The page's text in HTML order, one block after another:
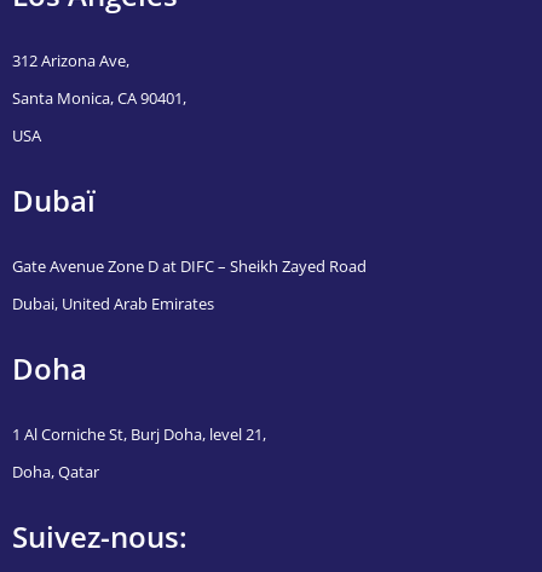
312 Arizona Ave,
Santa Monica, CA 90401,
USA
Dubaï
Gate Avenue Zone D at DIFC – Sheikh Zayed Road
Dubai, United Arab Emirates
Doha
1 Al Corniche St, Burj Doha, level 21,
Doha, Qatar
Suivez-nous: